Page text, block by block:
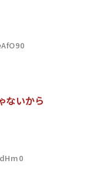
ないから